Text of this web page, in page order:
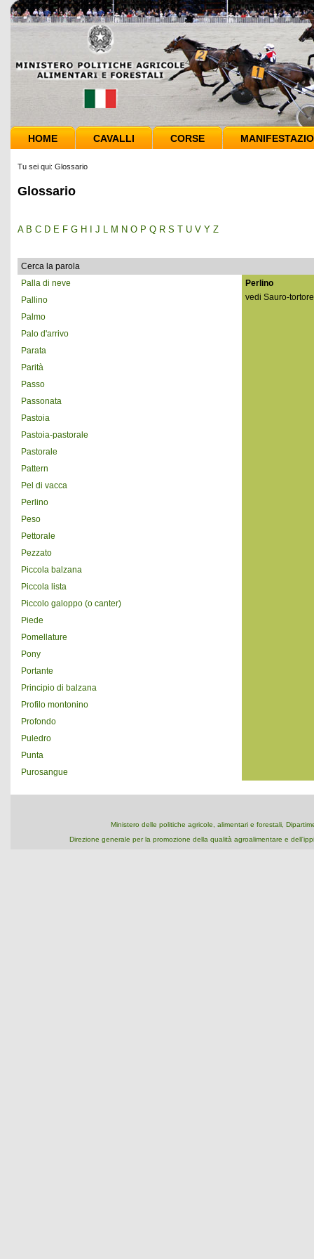
HOME CAVALLI CORSE
Tu sei qui: Glossario
Glossario
A B C D E F G H J L M N O P Q R S T U V Y Z
Cerca la parola
Palla di neve
Pallino
Palmo
Palo d'arrivo
Parata
Parità
Passo
Passonata
Pastoia
Pastoia-pastorale
Pastorale
Pattern
Pel di vacca
Perlino
Peso
Pettorale
Pezzato
Piccola balzana
Piccola lista
Piccolo galoppo (o canter)
Piede
Pomellature
Pony
Portante
Principio di balzana
Profilo montonino
Profondo
Puledro
Punta
Purosangue
Perlino
vedi Sauro-
Ministero delle politiche agricole, alimentari e forestali,
Direzione generale per la promozione della qualità agroalimentare e